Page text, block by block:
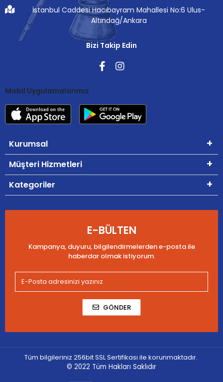
İstanbul Caddesi Hacıbayram Mahallesi No:6 Ulus-
Altındağ/Ankara
Bizi Takip Edin
Mobil Uygulamalarımız
Kurumsal
Müşteri Hizmetleri
Kategoriler
E-BÜLTEN
Kampanya, duyuru, bilgilendirmelerden e-posta ile
haberdar olmak istiyorum.
GÖNDER
Tüm bilgileriniz 256bit SSL Sertifikası ile korunmaktadır.
© 2022 Tüm Hakları Saklıdır